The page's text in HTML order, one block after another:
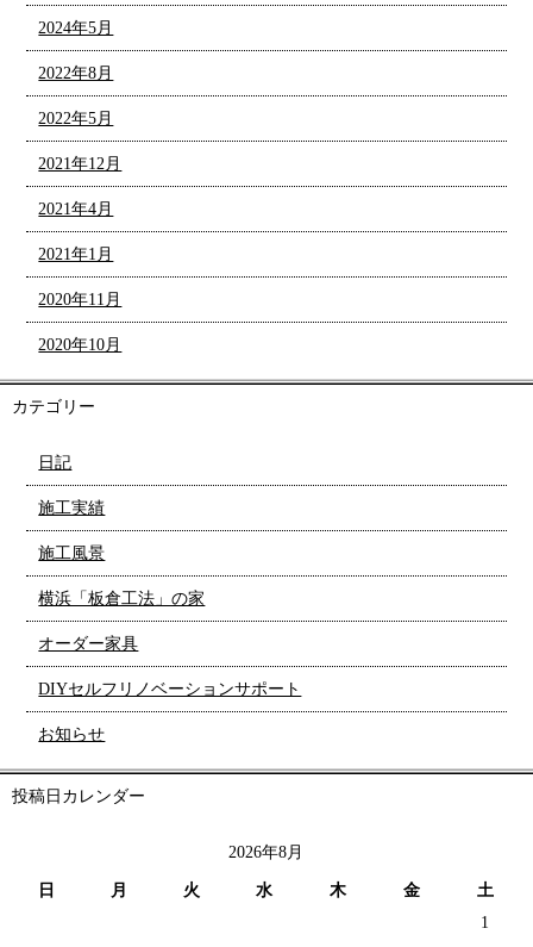
2024年5月
2022年8月
2022年5月
2021年12月
2021年4月
2021年1月
2020年11月
2020年10月
カテゴリー
日記
施工実績
施工風景
横浜「板倉工法」の家
オーダー家具
DIYセルフリノベーションサポート
お知らせ
投稿日カレンダー
2026年8月
日 月 火 水 木 金
土
1